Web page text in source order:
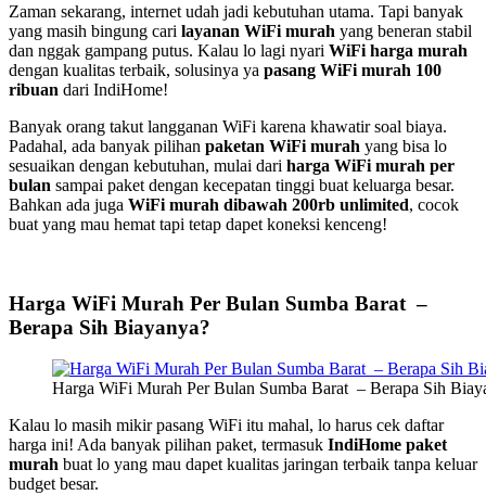
Zaman sekarang, internet udah jadi kebutuhan utama. Tapi banyak
yang masih bingung cari layanan WiFi murah yang beneran stabil
dan nggak gampang putus. Kalau lo lagi nyari WiFi harga murah
dengan kualitas terbaik, solusinya ya pasang WiFi murah 100
ribuan dari IndiHome!
Banyak orang takut langganan WiFi karena khawatir soal biaya.
Padahal, ada banyak pilihan paketan WiFi murah yang bisa lo
sesuaikan dengan kebutuhan, mulai dari harga WiFi murah per
bulan sampai paket dengan kecepatan tinggi buat keluarga besar.
Bahkan ada juga WiFi murah dibawah 200rb unlimited, cocok
buat yang mau hemat tapi tetap dapet koneksi kenceng!
Harga WiFi Murah Per Bulan Sumba Barat –
Berapa Sih Biayanya?
Harga WiFi Murah Per Bulan Sumba Barat – Berapa Sih
Kalau lo masih mikir pasang WiFi itu mahal, lo harus cek daftar
harga ini! Ada banyak pilihan paket, termasuk IndiHome paket
murah buat lo yang mau dapet kualitas jaringan terbaik tanpa keluar
budget besar.